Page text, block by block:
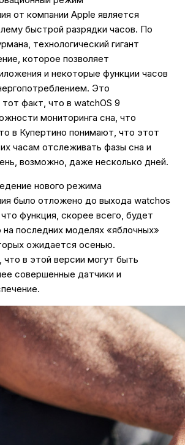
от компании Apple является
быстрой разрядки часов. По
технологический гигант
которое позволяет
и некоторые функции часов
Это
факт, что в watchOS 9
мониторинга сна, что
в Купертино понимают, что этот
часам отслеживать фазы сна и
возможно, даже несколько дней.
нового режима
было отложено до выхода watchos
функция, скорее всего, будет
на последних моделях «яблочных»
ожидается осенью.
что в этой версии могут быть
совершенные датчики и